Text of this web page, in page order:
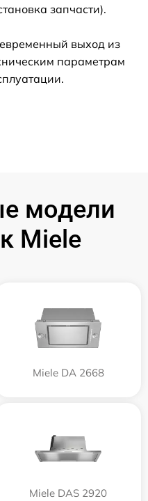
запчасти).
выход из
параметрам
модели
Miele
Miele DA 2668
Miele DAS 2920